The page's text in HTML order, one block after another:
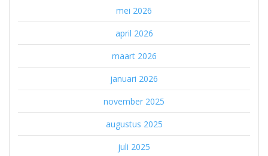
mei 2026
april 2026
maart 2026
januari 2026
november 2025
augustus 2025
juli 2025